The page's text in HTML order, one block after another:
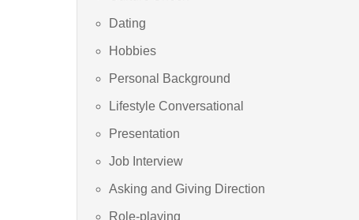
Dating
Hobbies
Personal Background
Lifestyle Conversational
Presentation
Job Interview
Asking and Giving Direction
Role-playing